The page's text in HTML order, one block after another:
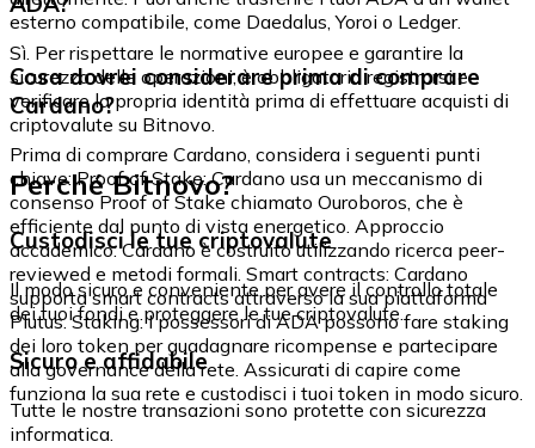
esterno compatibile, come Daedalus, Yoroi o Ledger.
Sì. Per rispettare le normative europee e garantire la
sicurezza delle operazioni, è obbligatorio registrarsi e
verificare la propria identità prima di effettuare acquisti di
criptovalute su Bitnovo.
Cosa dovrei considerare prima di comprare
Cardano?
Prima di comprare Cardano, considera i seguenti punti
chiave: Proof of Stake: Cardano usa un meccanismo di
consenso Proof of Stake chiamato Ouroboros, che è
efficiente dal punto di vista energetico. Approccio
accademico: Cardano è costruito utilizzando ricerca peer-
reviewed e metodi formali. Smart contracts: Cardano
supporta smart contracts attraverso la sua piattaforma
Plutus. Staking: I possessori di ADA possono fare staking
dei loro token per guadagnare ricompense e partecipare
alla governance della rete. Assicurati di capire come
funziona la sua rete e custodisci i tuoi token in modo sicuro.
Perché Bitnovo?
Custodisci le tue criptovalute
Il modo sicuro e conveniente per avere il controllo totale
dei tuoi fondi e proteggere le tue criptovalute.
Sicuro e affidabile
Tutte le nostre transazioni sono protette con sicurezza
informatica.